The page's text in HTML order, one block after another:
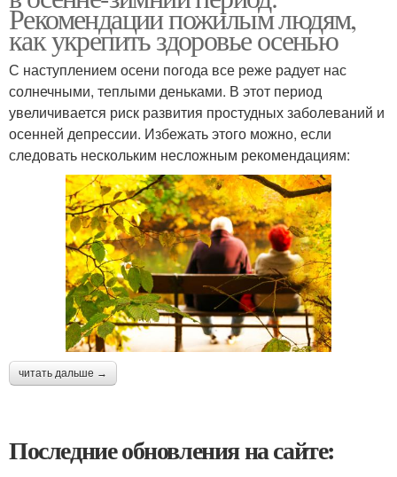
Рекомендации пожилым людям,
как укрепить здоровье осенью
С наступлением осени погода все реже радует нас
солнечными, теплыми деньками. В этот период
увеличивается риск развития простудных заболеваний и
осенней депрессии. Избежать этого можно, если
следовать нескольким несложным рекомендациям:
читать дальше →
Последние обновления на сайте: